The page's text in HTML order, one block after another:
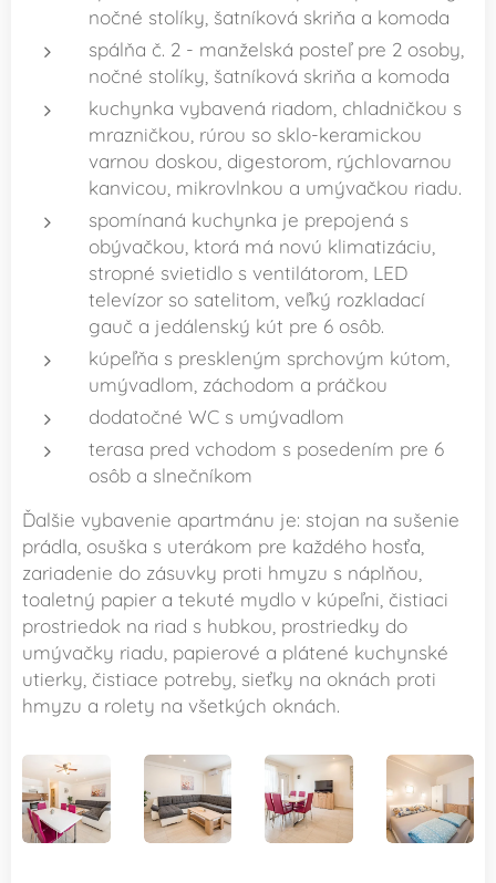
nočné stolíky, šatníková skriňa a komoda
spálňa č. 2 - manželská posteľ pre 2 osoby,
nočné stolíky, šatníková skriňa a komoda
kuchynka vybavená riadom, chladničkou s
mrazničkou, rúrou so sklo-keramickou
varnou doskou, digestorom, rýchlovarnou
kanvicou, mikrovlnkou a umývačkou riadu.
spomínaná kuchynka je prepojená s
obývačkou, ktorá má novú klimatizáciu,
stropné svietidlo s ventilátorom, LED
televízor so satelitom, veľký rozkladací
gauč a jedálenský kút pre 6 osôb.
kúpeľňa s preskleným sprchovým kútom,
umývadlom, záchodom a práčkou
dodatočné WC s umývadlom
terasa pred vchodom s posedením pre 6
osôb a slnečníkom
Ďalšie vybavenie apartmánu je: stojan na sušenie
prádla, osuška s uterákom pre každého hosťa,
zariadenie do zásuvky proti hmyzu s náplňou,
toaletný papier a tekuté mydlo v kúpeľni, čistiaci
prostriedok na riad s hubkou, prostriedky do
umývačky riadu, papierové a plátené kuchynské
utierky, čistiace potreby, sieťky na oknách proti
hmyzu a rolety na všetkých oknách.